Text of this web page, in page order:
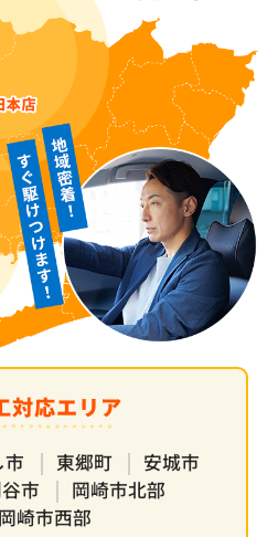
対応エリア
市 東郷町
安城市
市
岡崎市北部
岡崎市西部